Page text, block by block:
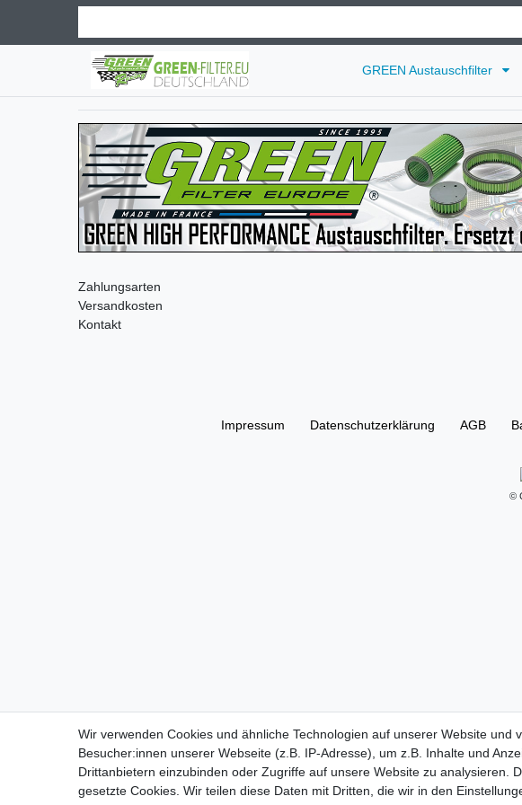
GREEN Austauschfilter
Zahlungsarten
Versandkosten
Kontakt
Impressum Daten­schutz­erklärung AGB
©
Wir verwenden Cookies und ähnliche Technologien auf unserer Website und
Besucher:innen unserer Webseite (z.B. IP-Adresse), um z.B. Inhalte und
Drittanbietern einzubinden oder Zugriffe auf unsere Website zu analysieren.
gesetzte Cookies. Wir teilen diese Daten mit Dritten, die wir in den